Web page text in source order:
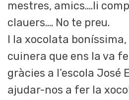
mestres, amics….li
clauers…. No te preu.
I la xocolata
cuinera que ens la va
gràcies a l’escola José
ajudar-nos a fer la